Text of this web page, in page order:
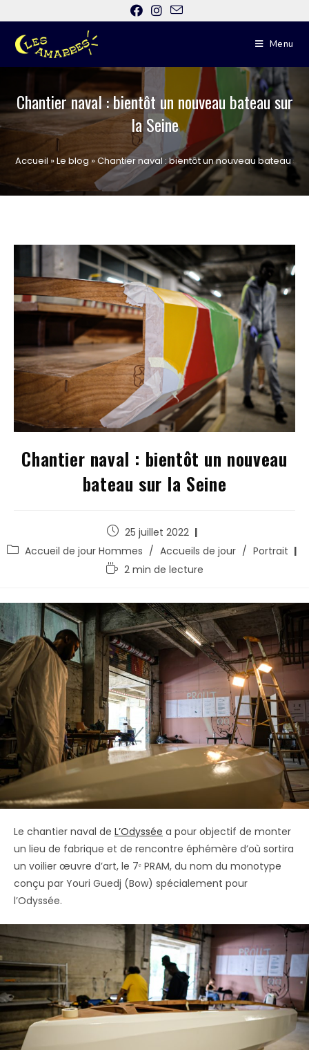
Menu
Chantier naval : bientôt un nouveau bateau sur
la Seine
Accueil »Le blog »Chantier naval : bientôt un nouveau bateau
Chantier naval : bientôt un nouveau
bateau sur la Seine
25 juillet 2022
Accueil de jour Hommes / Accueils de jour / Portrait
2 min de lecture
Le chantier naval de L’Odyssée a pour objectif de monter
un lieu de fabrique et de rencontre éphémère d’où sortira
un voilier œuvre d’art, le 7ᵉ PRAM, du nom du monotype
conçu par Youri Guedj (Bow) spécialement pour
l’Odyssée.